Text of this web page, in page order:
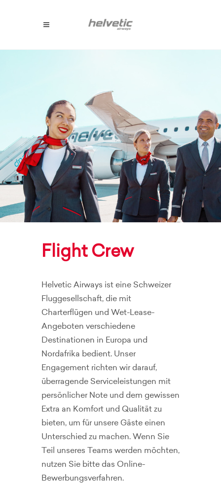
Flight Crew
Helvetic Airways ist eine Schweizer
Fluggesellschaft, die mit
Charterflügen und Wet-Lease-
Angeboten verschiedene
Destinationen in Europa und
Nordafrika bedient. Unser
Engagement richten wir darauf,
überragende Serviceleistungen mit
persönlicher Note und dem gewissen
Extra an Komfort und Qualität zu
bieten, um für unsere Gäste einen
Unterschied zu machen. Wenn Sie
Teil unseres Teams werden möchten,
nutzen Sie bitte das Online-
Bewerbungsverfahren.